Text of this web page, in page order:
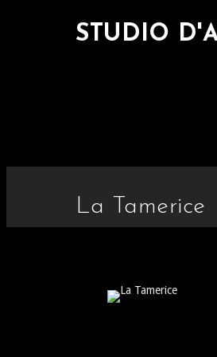
STUDIO
La Tamerice